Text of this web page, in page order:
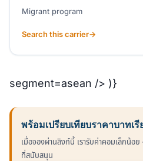
Migrant program
Search this carrier→
segment=asean /> )}
พร้อมเปรียบเทียบราคาบาทเ
เมื่อจองผ่านลิงก์นี้ เรารับค่าคอมเล็กน้
ที่สนับสนุน